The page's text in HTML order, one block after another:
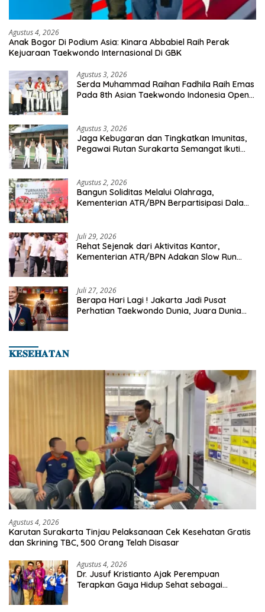
Agustus 4, 2026
Anak Bogor Di Podium Asia: Kinara Abbabiel Raih Perak
Kejuaraan Taekwondo Internasional Di GBK
Agustus 3, 2026
Serda Muhammad Raihan Fadhila Raih Emas
Pada 8th Asian Taekwondo Indonesia Open
Agustus 3, 2026
Jaga Kebugaran dan Tingkatkan Imunitas,
Pegawai Rutan Surakarta Semangat Ikuti
Agustus 2, 2026
Bangun Soliditas Melalui Olahraga,
Kementerian ATR/BPN Berpartisipasi Dalam
Juli 29, 2026
Rehat Sejenak dari Aktivitas Kantor,
Kementerian ATR/BPN Adakan Slow Run
Juli 27, 2026
Berapa Hari Lagi ! Jakarta Jadi Pusat
Perhatian Taekwondo Dunia, Juara Dunia
𝐊𝐄𝐒𝐄𝐇𝐀𝐓𝐀𝐍
Agustus 4, 2026
Karutan Surakarta Tinjau Pelaksanaan Cek Kesehatan Gratis
dan Skrining TBC, 500 Orang Telah Disasar
Agustus 4, 2026
Dr. Jusuf Kristianto Ajak Perempuan
Terapkan Gaya Hidup Sehat sebagai